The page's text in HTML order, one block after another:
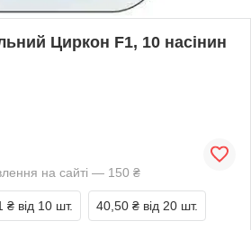
Циркон F1, 10 насінин
на сайті — 150 ₴
₴ від 10 шт. 40,50 ₴ від 20 шт.